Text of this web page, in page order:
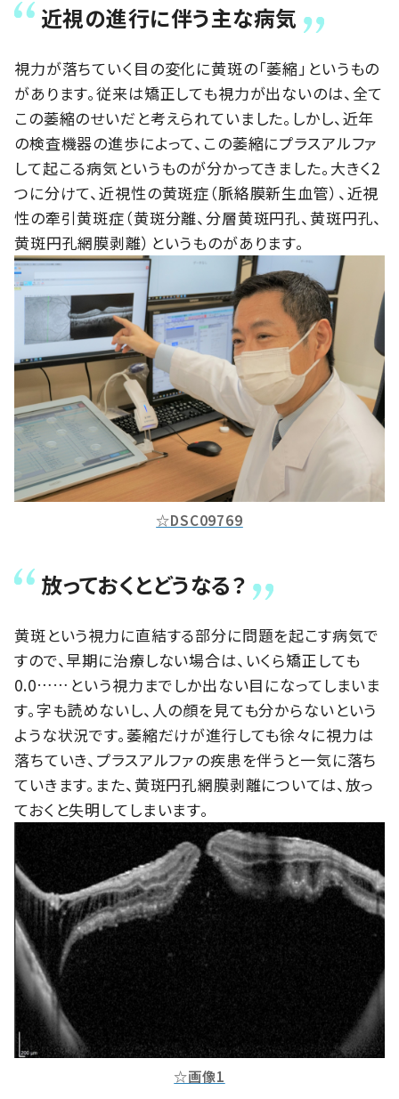
近視の進行に伴う主な病気
視力が落ちていく目の変化に黄斑の「萎縮」というもの
があります。従来は矯正しても視力が出ないのは、全て
この萎縮のせいだと考えられていました。しかし、近年
の検査機器の進歩によって、この萎縮にプラスアルファ
して起こる病気というものが分かってきました。大きく2
つに分けて、近視性の黄斑症（脈絡膜新生血管）、近視
性の牽引黄斑症（黄斑分離、分層黄斑円孔、黄斑円孔、
黄斑円孔網膜剥離）というものがあります。
☆DSC09769
放っておくとどうなる？
黄斑という視力に直結する部分に問題を起こす病気で
すので、早期に治療しない場合は、いくら矯正しても
0.0……という視力までしか出ない目になってしまいま
す。字も読めないし、人の顔を見ても分からないという
ような状況です。萎縮だけが進行しても徐々に視力は
落ちていき、プラスアルファの疾患を伴うと一気に落ち
ていきます。また、黄斑円孔網膜剥離については、放っ
ておくと失明してしまいます。
☆画像1